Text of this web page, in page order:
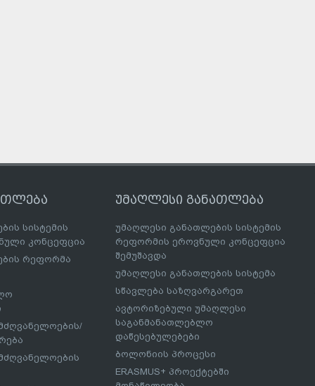
სისტემის
კონცეფცია
რეფორმა
უმაღლესი განათლება
უმაღლესი განათლების სისტემის
რეფორმის ეროვნული კონცეფცია
შემუშავდა
უმაღლესი განათლების სისტემა
სწავლება საზღვარგარეთ
ავტორიზებული უმაღლესი
საგანმანათლებლო
დაწესებულებები
ბოლონიის პროცესი
ERASMUS+ პროექტებში